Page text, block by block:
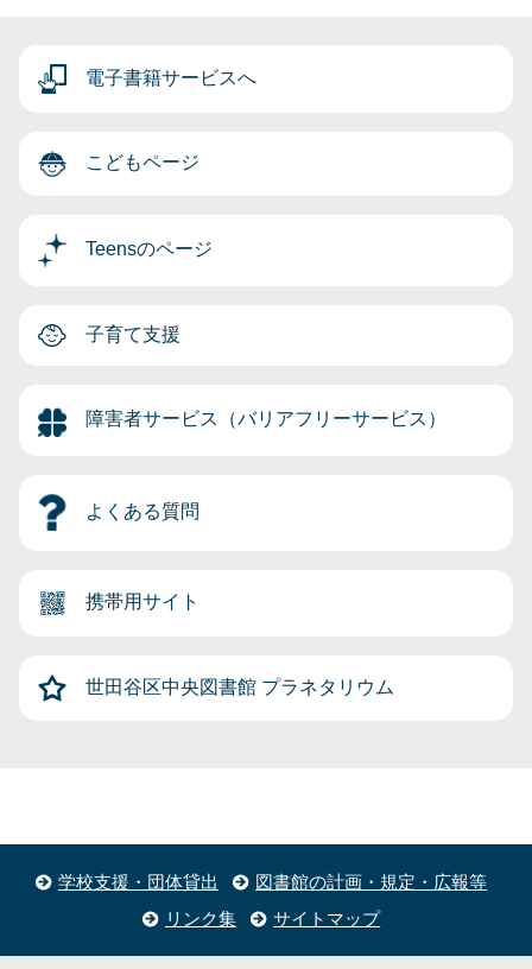
電子書籍サービスへ
こどもページ
Teensのページ
子育て支援
障害者サービス（バリアフリーサービス）
よくある質問
携帯用サイト
世田谷区中央図書館 プラネタリウム
学校支援・団体貸出
図書館の計画・規定・広報等
リンク集
サイトマップ